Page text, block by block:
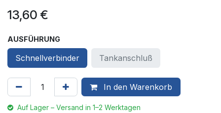
13,60 €
AUSFÜHRUNG
Schnellverbinder Tankanschluß
In den Warenkorb
Auf Lager – Versand in 1–2 Werktagen